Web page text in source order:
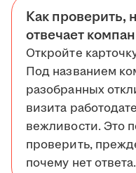
Как проверить,
отвечает
Откройте
Под названием
разобранных
визита
вежливости. Это
проверить,
почему нет ответа.